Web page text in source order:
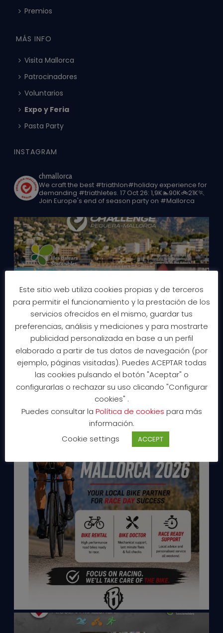
Premios
MÁS INFO
Visita Mallorca
Patrocinadores
Voluntarios
Expo y Feria
Pasta Party
INSTAGRAM
chmallorca
We craft the best #triathlon#holiday experience for
demanding #triathletes. 17 Oct 26: 1,9K🏊90K🚲21K🏃
Join Europe's end of season party on #Mallorca
Este sitio web utiliza cookies propias y de terceros
para permitir el funcionamiento y la prestación de los
servicios ofrecidos en el mismo, guardar tus
preferencias, análisis y mediciones y para mostrarte
publicidad personalizada en base a un perfil
elaborado a partir de tus datos de navegación (por
ejemplo, páginas visitadas). Puedes ACEPTAR todas
las cookies pulsando el botón "Aceptar" o
configurarlas o rechazar su uso clicando "Configurar
cookies" .
Puedes consultar la Política de cookies para más
información.
Cookie settings
ACCEPT